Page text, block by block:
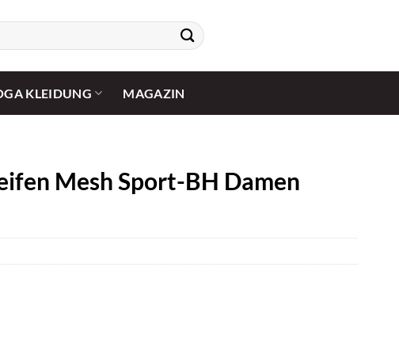
KLEIDUNG MAGAZIN
Mesh Sport-BH Damen